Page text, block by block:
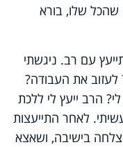
שהכל שלו, בורא
עם רב. ניגשתי
לעזוב את העבודה?
הרב ייעץ לי ללכת
לאחר התייעצות
בישיבה, ושאצא